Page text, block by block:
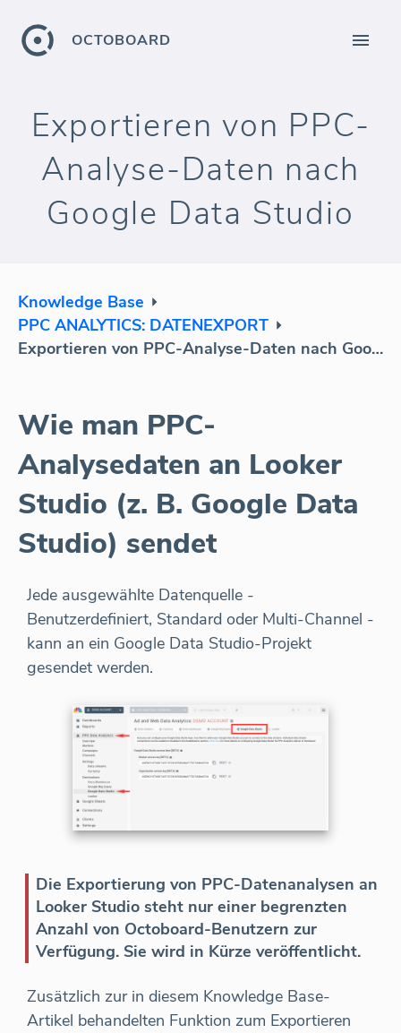
OCTOBOARD
Exportieren von PPC-
Analyse-Daten nach
Google Data Studio
Knowledge Base
PPC ANALYTICS: DATENEXPORT
Exportieren von PPC-Analyse-Daten nach Google Data Studio
Wie man PPC-
Analysedaten an Looker
Studio (z. B. Google Data
Studio) sendet
Jede ausgewählte Datenquelle -
Benutzerdefiniert, Standard oder Multi-Channel -
kann an ein Google Data Studio-Projekt
gesendet werden.
Die Exportierung von PPC-Datenanalysen an
Looker Studio steht nur einer begrenzten
Anzahl von Octoboard-Benutzern zur
Verfügung. Sie wird in Kürze veröffentlicht.
Zusätzlich zur in diesem Knowledge Base-
Artikel behandelten Funktion zum Exportieren